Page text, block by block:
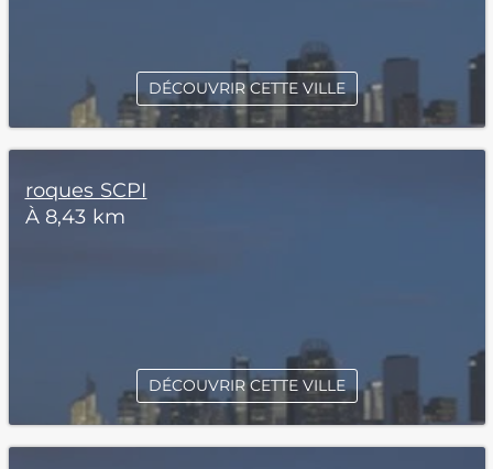
DÉCOUVRIR CETTE VILLE
roques SCPI
À 8,43 km
DÉCOUVRIR CETTE VILLE